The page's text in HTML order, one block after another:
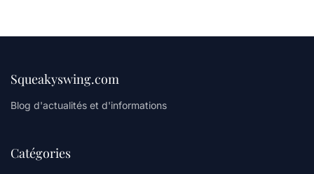
Squeakyswing.com
Blog d'actualités et d'informations
Catégories